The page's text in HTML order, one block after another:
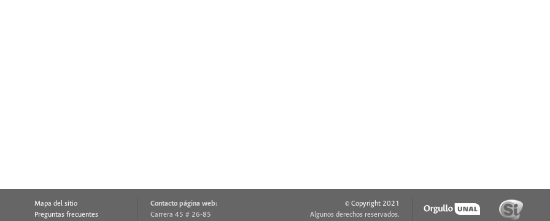
Mapa del sitio
Preguntas frecuentes
Contacto página web:
Carrera 45 # 26-85
© Copyright 2021
Algunos derechos reservados.